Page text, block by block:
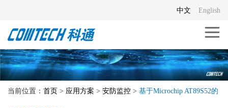
English
中文
当前位置： 首页 > 应用方案 > 安防监控 > 基于Microchip AT89S52的